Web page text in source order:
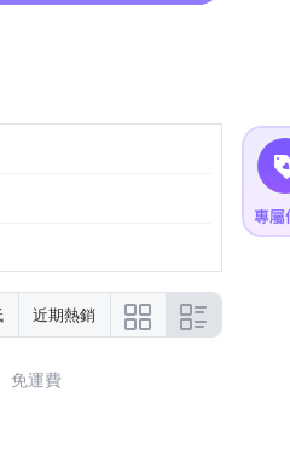
近期熱銷
免運費